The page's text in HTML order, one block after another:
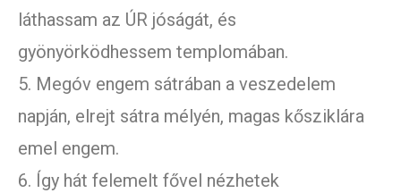
láthassam az ÚR jóságát, és
gyönyörködhessem templomában.
5. Megóv engem sátrában a veszedelem
napján, elrejt sátra mélyén, magas kősziklára
emel engem.
6. Így hát felemelt fővel nézhetek